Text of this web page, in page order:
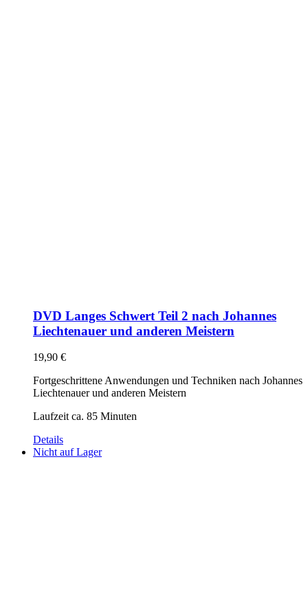
DVD Langes Schwert Teil 2 nach Johannes
Liechtenauer und anderen Meistern
19,90 €
Fortgeschrittene Anwendungen und Techniken nach Johannes
Liechtenauer und anderen Meistern
Laufzeit ca. 85 Minuten
Details
Nicht auf Lager